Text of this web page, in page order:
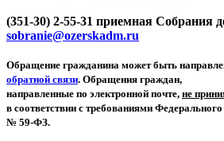
(351-30) 2-55-31 приемная Собрания
sobranie@ozerskadm.ru
Обращение гражданина может быть
обратной связи. Обращения граждан,
направленные по электронной почте, не
в соответствии с требованиями
№ 59-ФЗ.